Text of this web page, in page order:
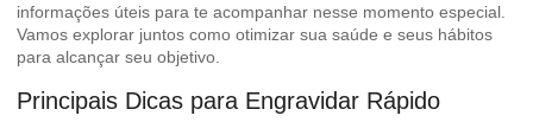
informações úteis para te acompanhar nesse momento especial.
Vamos explorar juntos como otimizar sua saúde e seus hábitos
para alcançar seu objetivo.
Principais Dicas para Engravidar Rápido